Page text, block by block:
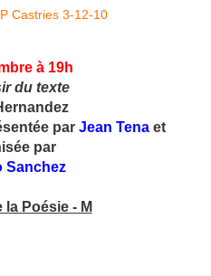
Castries 3-12-10
à 19h
du texte
par Jean Tena et
par
Sanchez
la Poésie - M